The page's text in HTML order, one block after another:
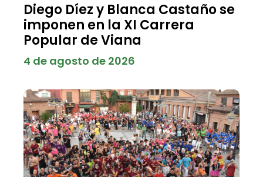
Diego Díez y Blanca Castaño se
imponen en la XI Carrera
Popular de Viana
4 de agosto de 2026